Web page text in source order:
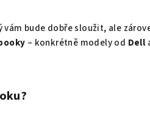
bude dobře sloužit, ale
– konkrétně modely od Dell